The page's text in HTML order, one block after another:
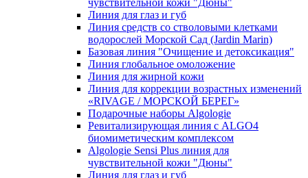
чувcтвительной кожи "Дюны"
Линия для глаз и губ
Линия средств со стволовыми клетками
водорослей Морской Сад (Jardin Marin)
Базовая линия "Очищение и детоксикация"
Линия глобальное омоложение
Линия для жирной кожи
Линия для коррекции возрастных изменений
«RIVAGE / МОРСКОЙ БЕРЕГ»
Подарочные наборы Algologie
Ревитализирующая линия с ALGO4
биомиметическим комплексом
Algologie Sensi Plus линия для
чувcтвительной кожи "Дюны"
Линия для глаз и губ